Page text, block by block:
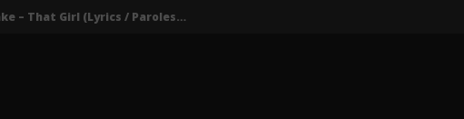
Darkoo ft. Asake – That Girl (Lyrics / Paroles & Traduction Française)